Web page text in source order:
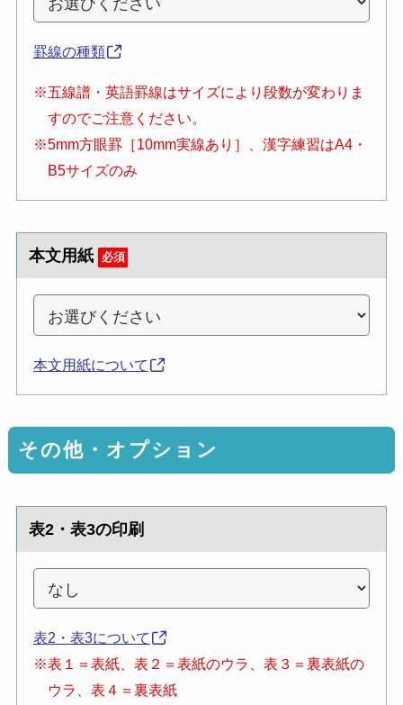
罫線の種類
※五線譜・英語罫線はサイズにより段数が変わりま
すのでご注意ください。
※5mm方眼罫［10mm実線あり］、漢字練習はA4・
B5サイズのみ
本文用紙 必須
本文用紙について
その他・オプション
表2・表3の印刷
表2・表3について
※表１＝表紙、表２＝表紙のウラ、表３＝裏表紙の
ウラ、表４＝裏表紙